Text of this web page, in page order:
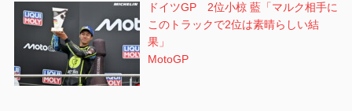
ドイツGP 2位小椋 藍「マルク相手に
このトラックで2位は素晴らしい結
果」
MotoGP